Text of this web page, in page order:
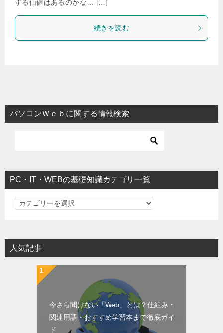
する価値はあるのかな… […]
続きを読む
パソコンＷｅｂに関する情報検索
PC・IT・WEBの基礎知識カテゴリ一覧
PC・IT・WEBの基礎知識カテゴリ一覧
人気記事
今さら聞けない「Web」とは？仕組み・
関連用語・おすすめ学習本まで徹底ガイ
ド